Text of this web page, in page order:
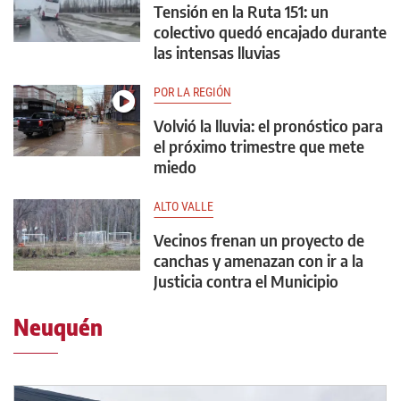
Tensión en la Ruta 151: un
colectivo quedó encajado durante
las intensas lluvias
POR LA REGIÓN
Volvió la lluvia: el pronóstico para
el próximo trimestre que mete
miedo
ALTO VALLE
Vecinos frenan un proyecto de
canchas y amenazan con ir a la
Justicia contra el Municipio
Neuquén